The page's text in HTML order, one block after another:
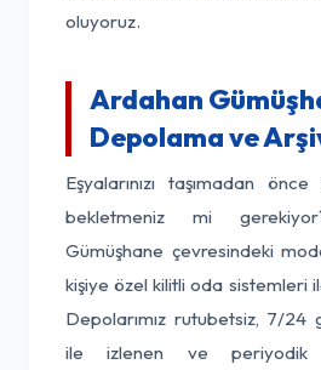
oluyoruz.
Ardahan
Depolama ve
Eşyalarınızı taşımadan
bekletmeniz mi
Gümüşhane çevresindeki
kişiye özel kilitli oda sistemleri
Depolarımız rutubetsiz, 7/24
ile izlenen ve periyodik